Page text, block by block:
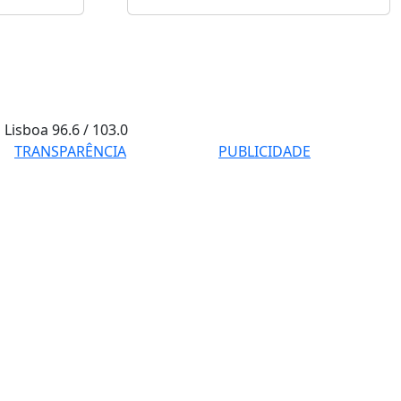
Lisboa96.6 / 103.0
TRANSPARÊNCIA
PUBLICIDADE